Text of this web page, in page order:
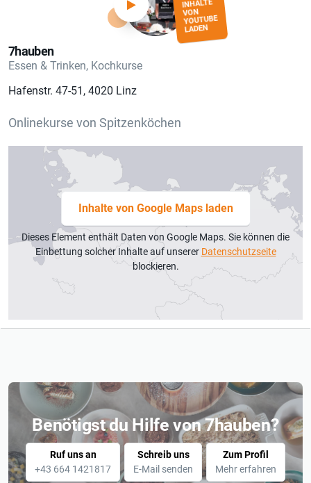
Nachkochen zu starten.
INHALTE
VON
YOUTUBE
LADEN
7hauben
Essen & Trinken, Kochkurse
Hafenstr. 47-51, 4020 Linz
Onlinekurse von Spitzenköchen
Inhalte von Google Maps laden
Dieses Element enthält Daten von Google Maps. Sie können die
Einbettung solcher Inhalte auf unserer Datenschutzseite
blockieren.
Benötigst du Hilfe von 7hauben?
Ruf uns an
+43 664 1421817
Schreib uns
E-Mail senden
Zum Profil
Mehr erfahren